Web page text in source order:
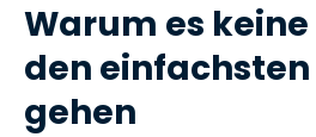
Warum es keine
den einfachsten
gehen